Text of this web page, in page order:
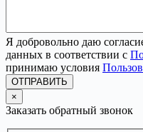
Я добровольно даю
данных в соответствии с
принимаю условия
ОТПРАВИТЬ
×
Заказать обратный звонок